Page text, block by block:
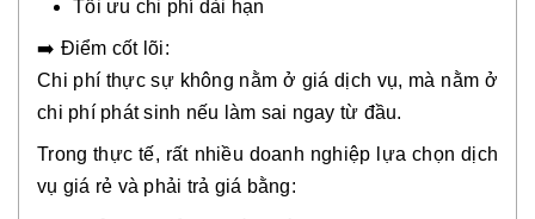
Tối ưu chi phí dài hạn
➡️ Điểm cốt lõi:
Chi phí thực sự không nằm ở giá dịch vụ, mà nằm ở
chi phí phát sinh nếu làm sai ngay từ đầu.
Trong thực tế, rất nhiều doanh nghiệp lựa chọn dịch
vụ giá rẻ và phải trả giá bằng: